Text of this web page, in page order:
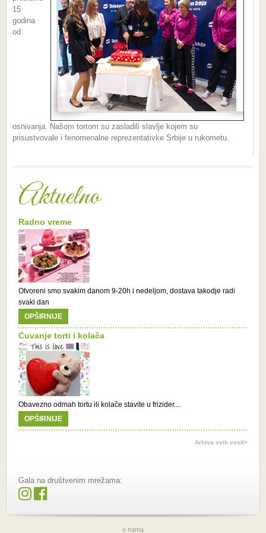
15
godina
od
osnivanja. Našom tortom su zasladili slavlje kojem su
prisustvovale i fenomenalne reprezentativke Srbije u rukometu.
Aktuelno
Radno vreme
Otvoreni smo svakim danom 9-20h i nedeljom, dostava takodje radi
svaki dan
OPŠIRNIJE
Čuvanje torti i kolača
Obavezno odmah tortu ili kolače stavite u frizider....
OPŠIRNIJE
Arhiva svih vesti>
Gala na društvenim mrežama:
o nama